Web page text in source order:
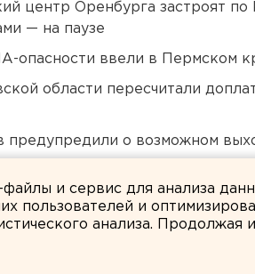
центр Оренбурга застроят по
— на паузе
опасности ввели в Пермском
области пересчитали
предупредили о возможном
и сервис для анализа
пользователей и
анализа. Продолжая